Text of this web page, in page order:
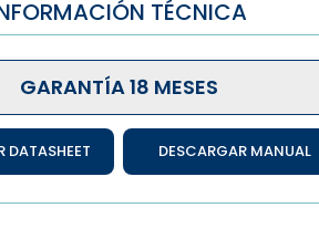
TÉCNICA
GARANTÍA 18 MESES
DATASHEET DESCARGAR MANUAL